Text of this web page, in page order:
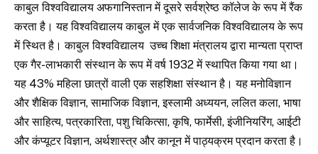
काबुल विश्वविद्यालय अफगानिस्तान में दूसरे सर्वश्रेष्ठ कॉलेज के रूप में रैंक
करता है। यह विश्वविद्यालय काबुल में एक सार्वजनिक विश्वविद्यालय के रूप
में स्थित है। काबुल विश्वविद्यालय उच्च शिक्षा मंत्रालय द्वारा मान्यता प्राप्त
एक गैर-लाभकारी संस्थान के रूप में वर्ष 1932 में स्थापित किया गया था।
यह 43% महिला छात्रों वाली एक सहशिक्षा संस्थान है। यह मनोविज्ञान
और शैक्षिक विज्ञान, सामाजिक विज्ञान, इस्लामी अध्ययन, ललित कला, भाषा
और साहित्य, पत्रकारिता, पशु चिकित्सा, कृषि, फार्मेसी, इंजीनियरिंग, आईटी
और कंप्यूटर विज्ञान, अर्थशास्त्र और कानून में पाठ्यक्रम प्रदान करता है।